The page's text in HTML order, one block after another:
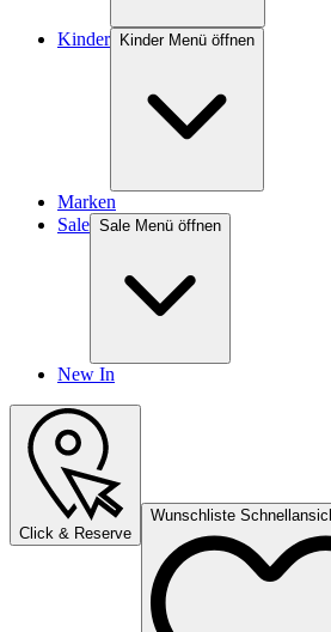
Kinder Kinder Menü öffnen
Marken
Sale Sale Menü öffnen
New In
Click & Reserve
Wunschliste